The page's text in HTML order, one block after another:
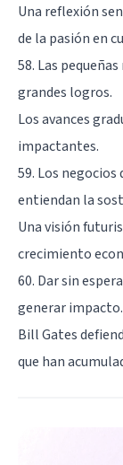
Una reflexión
de la pasión en
58. Las
grandes logros.
Los avances
impactantes.
59. Los negocios
entiendan la
Una visión
crecimiento
60. Dar sin
generar impacto.
Bill Gates
que han